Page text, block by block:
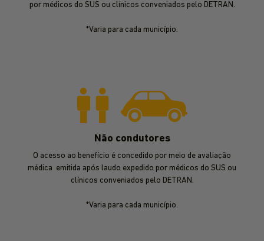
por médicos do SUS ou clínicos conveniados pelo DETRAN.
*Varia para cada município.
Não condutores
O acesso ao benefício é concedido por meio de avaliação
médica emitida após laudo expedido por médicos do SUS ou
clínicos conveniados pelo DETRAN.
*Varia para cada município.